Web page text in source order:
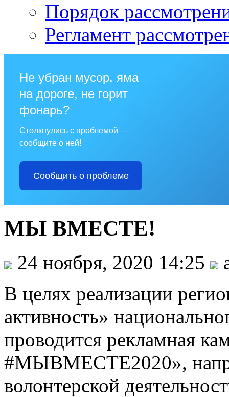
Порядок
Регламент
Не убран мусор, яма
на дороге, не горит
фонарь?
Столкнулись с проблемой —
сообщите о ней!
Сообщить о проблеме
МЫ ВМЕСТЕ!
24 ноября, 2020 14:25
В целях реализации
активность»
проводится рекламная
#МЫВМЕСТЕ2020»,
волонтерской